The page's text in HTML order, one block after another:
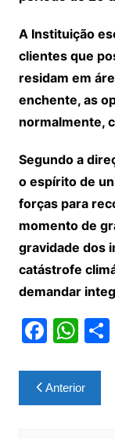
A Instituição
clientes que
residam em
enchente, as
normalmente,
Segundo a
o espírito de
forças para
momento de
gravidade dos
catástrofe
demandar
F
c
e
W
at
s
S
Navegação
de
Anterior